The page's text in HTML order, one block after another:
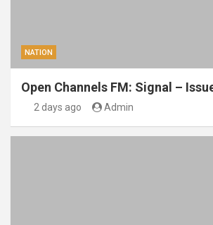
NATION
Open Channels FM: Signal –
2 days ago Admin